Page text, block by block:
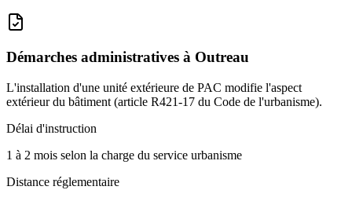
Démarches administratives à Outreau
L'installation d'une unité extérieure de PAC modifie l'aspect
extérieur du bâtiment (article R421-17 du Code de l'urbanisme).
Délai d'instruction
1 à 2 mois selon la charge du service urbanisme
Distance réglementaire